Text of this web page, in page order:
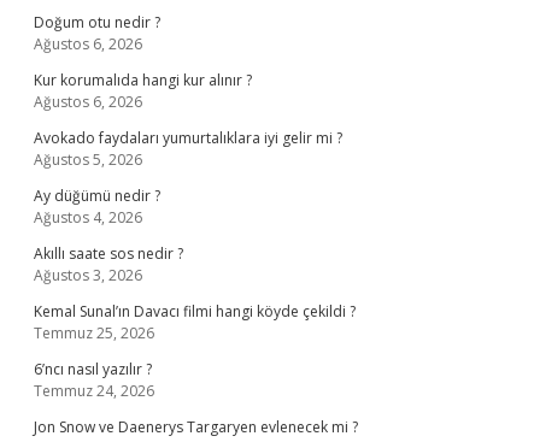
Doğum otu nedir ?
Ağustos 6, 2026
Kur korumalıda hangi kur alınır ?
Ağustos 6, 2026
Avokado faydaları yumurtalıklara iyi gelir mi ?
Ağustos 5, 2026
Ay düğümü nedir ?
Ağustos 4, 2026
Akıllı saate sos nedir ?
Ağustos 3, 2026
Kemal Sunal’ın Davacı filmi hangi köyde çekildi ?
Temmuz 25, 2026
6’ncı nasıl yazılır ?
Temmuz 24, 2026
Jon Snow ve Daenerys Targaryen evlenecek mi ?